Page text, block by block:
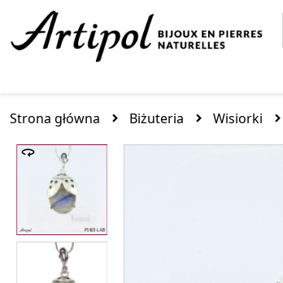
Strona główna Biżuteria Wisiorki